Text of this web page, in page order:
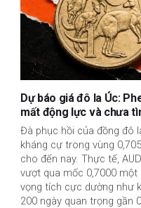
Dự báo giá đô la Úc:
mất động lực và chưa
Đà phục hồi của đồng đô
kháng cự trong vùng
cho đến nay. Thực tế,
vượt qua mốc 0,7000
vọng tích cực dường như
200 ngày quan trọng gần